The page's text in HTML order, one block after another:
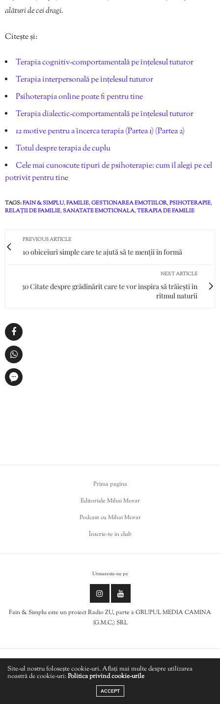
REZ DE CHAUSSEE - Tout Le Monde
alături de cei dragi.
Citește și:
Terapia cognitiv-comportamentală pe înțelesul tuturor
Terapia interpersonală pe înțelesul tuturor
Psihoterapia online poate fi pentru tine
Terapia dialectic-comportamentală pe înțelesul tuturor
12 motive pentru a încerca terapia (Partea 1) (Partea 2)
Totul despre terapia de cuplu
Cele mai cunoscute tipuri de psihoterapie: cum îl alegi pe cel
potrivit pentru tine
TAGS:FAIN & SIMPLU,FAMILIE,GESTIONAREA EMOTIILOR,PSIHOTERAPIE,
RELAȚII DE FAMILIE,SANATATE EMOTIONALA,TERAPIA DE FAMILIE
PREVIOUS ARTICLE
10 obiceiuri simple care te ajută să te menții în formă
NEXT ARTICLE
30 Citate despre grădinărit care te vor inspira să trăiești în
ritmul naturii
Prima pagina
Editoriale Mihai Morar
Podcast cu Mihai Morar
Înscrie-te in club
Urmareste-ne pe
Fain & Simplu este un proiect Radio ZU, parte a GRUPUL MEDIA CAMINA
(G.M.C.) SRL
Politica de cookies
Politică de confidențialitate
Site-ul nostru folosește cookie-uri. Aflați mai multe despre utilizarea
noastră de cookie-uri:Politica privind cookie-urile
ACCEPT